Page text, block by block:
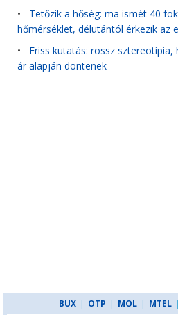
• Tetőzik a hőség: ma ismét 40
hőmérséklet, délutántól érkezik az
• Friss kutatás: rossz
ár alapján döntenek
BUX | OTP | MOL | MTEL |